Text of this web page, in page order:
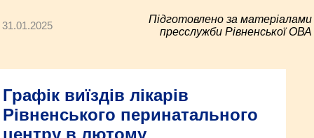
31.01.2025
Підготовлено за матеріалами
пресслужби Рівненської ОВА
Графік виїздів лікарів
Рівненського перинатального
центру в лютому